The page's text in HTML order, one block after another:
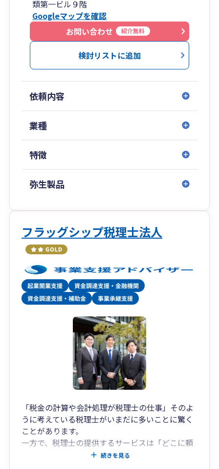
通至便
・会社設立/起業支援サービスも充実しておりま
・領収書預かりの記帳代行から弥生製品導入サポ
ートまで対応可能
・長年の実績から、あらゆる業種に対応可能で
類第一ビル９階
Googleマップを確認
お問い合わせ
紹介無料
検討リストに追加
依頼内容
業種
特徴
弥生製品
フラッグシップ税理士法人
「税金の計算や会計処理が税理士の仕事」そのよ
うに考えている税理士がいまだに多いことに驚く
ことがあります。
一方で、税理士の提供するサービスは「どこに頼
んでも一緒」そう考える経営者の方も多いのでは
続きを見る